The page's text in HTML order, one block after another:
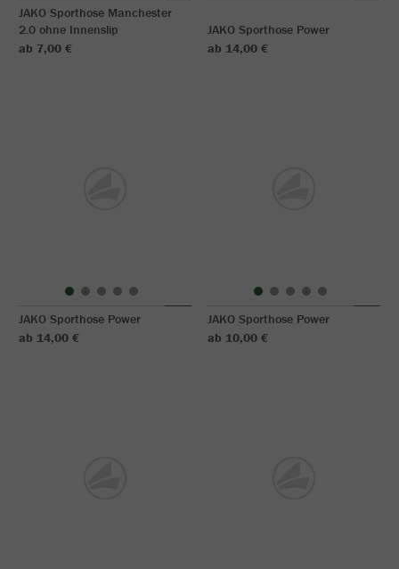
JAKO Sporthose Manchester
2.0 ohne Innenslip
ab 7,00 €
JAKO Sporthose Power
ab 14,00 €
JAKO Sporthose Power
ab 14,00 €
JAKO Sporthose Power
ab 10,00 €